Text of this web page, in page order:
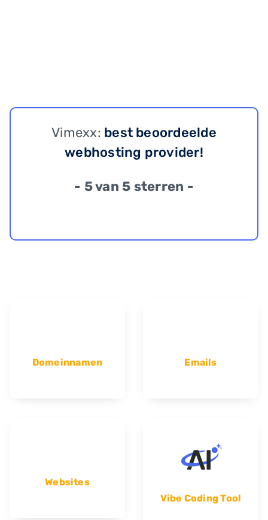
Vimexx: best beoordeelde
webhosting provider!
- 5 van 5 sterren -
Domeinnamen Emails
Websites
Vibe Coding Tool